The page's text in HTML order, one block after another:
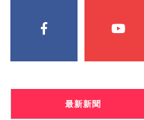
最新新聞